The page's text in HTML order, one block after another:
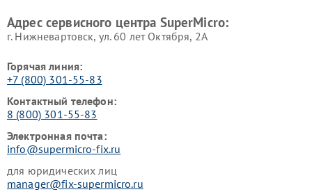
Адрес сервисного центра SuperMicro:
г. Нижневартовск, ул. 60 лет Октября, 2А
Горячая линия:
+7 (800) 301-55-83
Контактный телефон:
8 (800) 301-55-83
Электронная почта:
info@supermicro-fix.ru
для юридических лиц
manager@fix-supermicro.ru